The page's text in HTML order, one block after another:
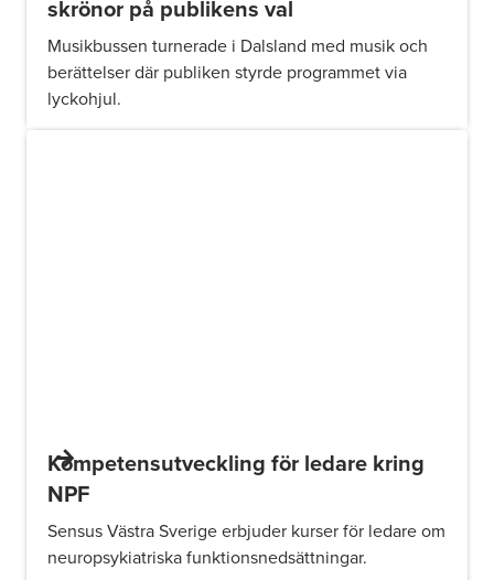
skrönor på publikens val
Musikbussen turnerade i Dalsland med musik och
berättelser där publiken styrde programmet via
lyckohjul.
Kompetensutveckling för ledare kring
NPF
Sensus Västra Sverige erbjuder kurser för ledare om
neuropsykiatriska funktionsnedsättningar.